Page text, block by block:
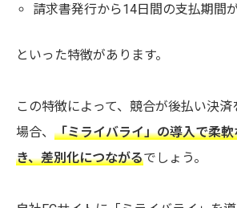
請求書発行から14日間の支払期間
といった特徴があります。
この特徴によって、競合が後払い決
場合、 「ミライバライ」の導入で柔
き、差別化につながるでしょう。